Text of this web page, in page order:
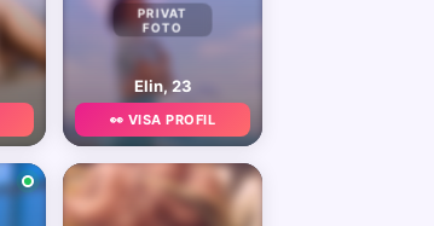
PRIVAT
FOTO
Elin, 23
👀 VISA PROFIL